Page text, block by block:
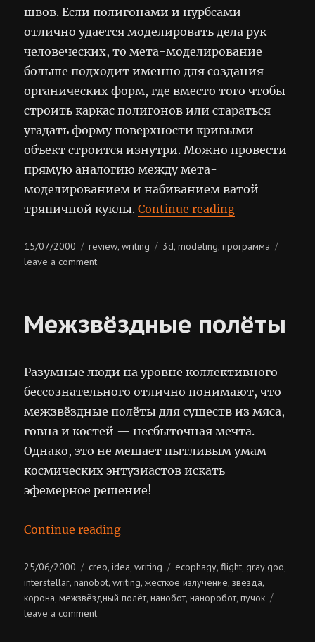
швов. Если полигонами и нурбсами
отлично удается моделировать дела рук
человеческих, то мета-моделирование
больше подходит именно для создания
органических форм, где вместо того чтобы
строить каркас полигонов или стараться
угадать форму поверхности кривыми
объект строится изнутри. Можно провести
прямую аналогию между мета-
моделированием и набиванием ватой
тряпичной куклы.Continue reading“Organica
Posted
on
15/07/2000 Categories
review,writing Tags
3d,modeling,программа
leave a commenton
Межзвёздные полёты
Разумные люди на уровне коллективного
бессознательного отлично понимают, что
межзвёздные полёты для существ из мяса,
говна и костей — несбыточная мечта.
Однако, это не мешает пытливым умам
космических энтузиастов искать
эфемерное решение!
Continue reading“Межзвёздные полёты”
Posted
on
25/06/2000 Categories
creo,idea,writing Tags
ecophagy,flight,gray goo,
interstellar,nanobot,writing,жёсткое излучение,звезда,
корона,межзвёздный полёт,нанобот,наноробот,пучок
leave a commenton